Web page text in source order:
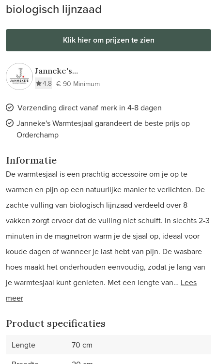
biologisch lijnzaad
Klik hier om prijzen te zien
Janneke's
Warmtesjaal
4.8 € 90 Minimum
Verzending direct vanaf merk in 4-8 dagen
Janneke's Warmtesjaal garandeert de beste prijs op
Orderchamp
Informatie
De warmtesjaal is een prachtig accessoire om je op te
warmen en pijn op een natuurlijke manier te verlichten. De
zachte vulling van biologisch lijnzaad verdeeld over 8
vakken zorgt ervoor dat de vulling niet schuift. In slechts 2-3
minuten in de magnetron warm je de sjaal op, ideaal voor
koude dagen of wanneer je last hebt van pijn. De wasbare
hoes maakt het onderhouden eenvoudig, zodat je lang van
je warmtesjaal kunt genieten. Met een lengte van… Lees
meer
Product specificaties
Lengte
70 cm